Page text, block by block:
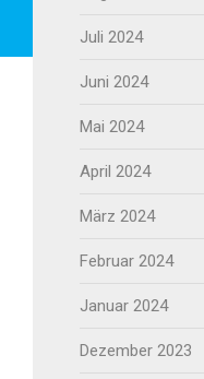
Juli 2024
Juni 2024
Mai 2024
April 2024
März 2024
Februar 2024
Januar 2024
Dezember 2023